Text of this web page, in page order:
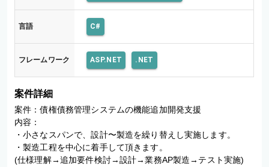
言語 C#
フレームワーク ASP.NET .NET
案件詳細
案件：債権債務管理システムの機能追加開発支援
内容：
・小さなスパンで、設計〜製造を繰り替えし実施します。
・製造工程を中心に着手して頂きます。
(仕様理解→追加要件検討→設計→業務AP製造→テスト実施)